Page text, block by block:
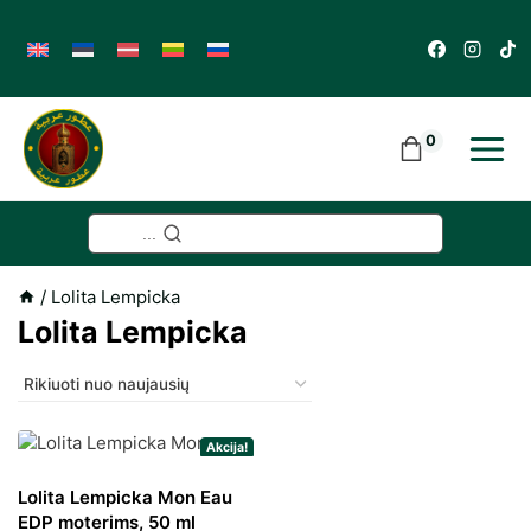
content
0
/ Lolita Lempicka
Lolita Lempicka
Akcija!
Lolita Lempicka Mon Eau
EDP moterims, 50 ml